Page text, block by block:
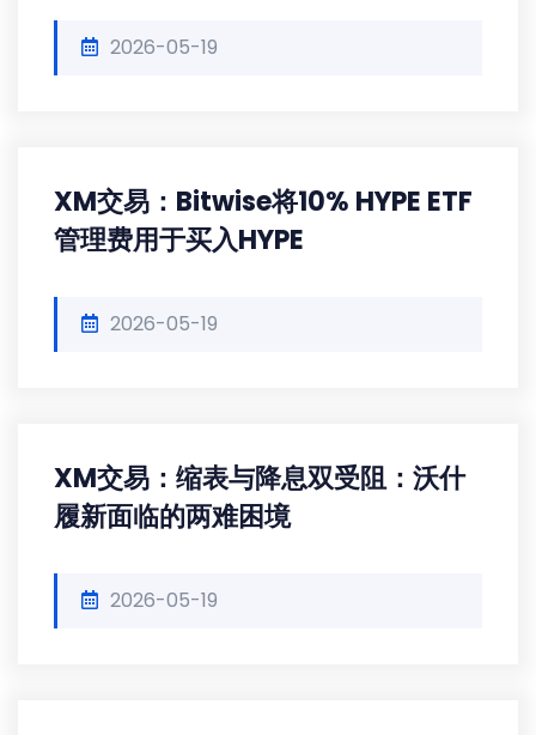
2026-05-19
XM交易：Bitwise将10% HYPE ETF
管理费用于买入HYPE
2026-05-19
XM交易：缩表与降息双受阻：沃什
履新面临的两难困境
2026-05-19